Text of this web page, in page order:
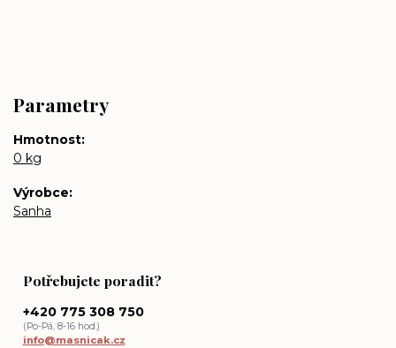
Parametry
Hmotnost
0 kg
Výrobce
Sanha
Potřebujete poradit?
+420 775 308 750
(Po-Pá, 8-16 hod.)
info@masnicak.cz